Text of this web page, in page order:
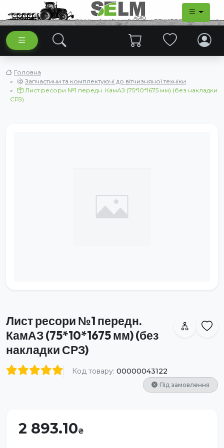
Головна
Запчастини та комплектуючі до вітчизняної техніки
Лист ресори №1 передн. КамАЗ (75*10*1675 мм) (без накладки
СРЗ)
Лист ресори №1 передн.
КамАЗ (75*10*1675 мм) (без
накладки СРЗ)
Код товару: 00000043122
Під замовлення
2 893.10